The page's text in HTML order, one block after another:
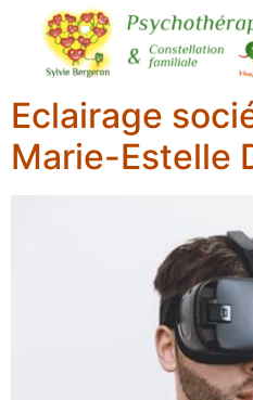
Eclairage
Marie-Estelle